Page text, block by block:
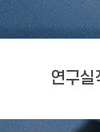
연구실